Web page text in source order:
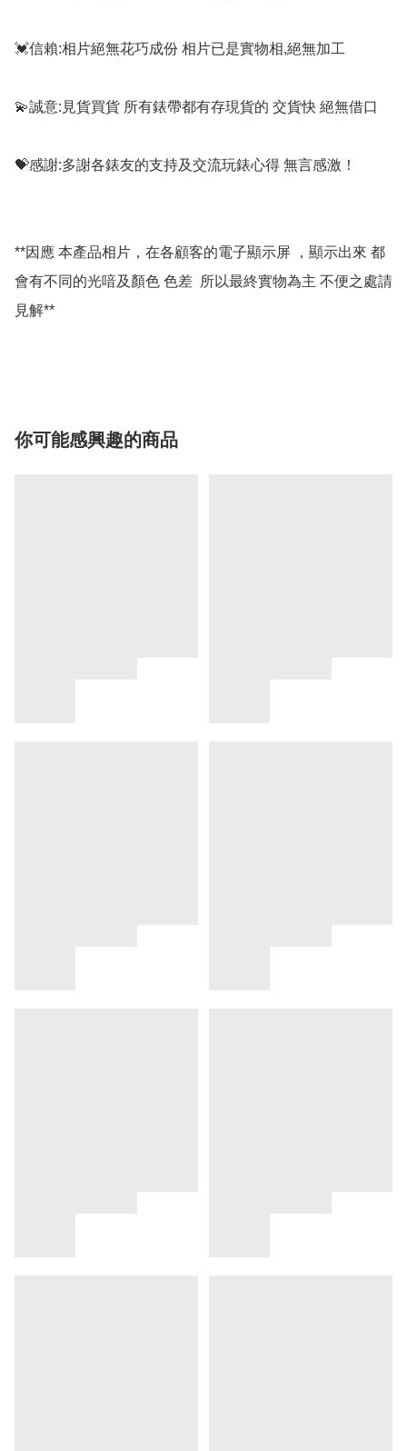
💓信賴:相片絕無花巧成份 相片已是實物相,絕無加工
💫誠意:見貨買貨 所有錶帶都有存現貨的 交貨快 絕無借口
💝感謝:多謝各錶友的支持及交流玩錶心得 無言感激！
**因應 本產品相片，在各顧客的電子顯示屏 ，顯示出來 都
會有不同的光喑及顏色 色差  所以最終實物為主 不便之處請
見解**
你可能感興趣的商品